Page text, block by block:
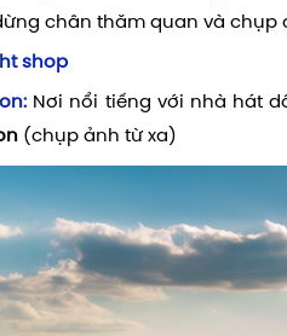
chân thăm quan và chụp
shop
Nơi nổi tiếng với nhà hát
(chụp ảnh từ xa)